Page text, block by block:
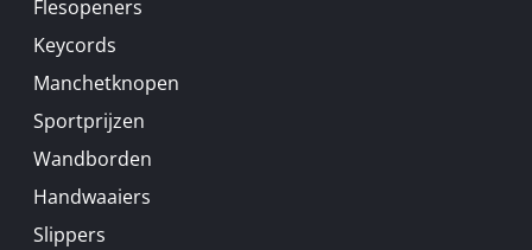
Flesopeners
Keycords
Manchetknopen
Sportprijzen
Wandborden
Handwaaiers
Slippers